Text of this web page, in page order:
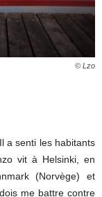
© Lzo
a senti les habitants
vit à Helsinki, en
(Norvège) et
me battre contre